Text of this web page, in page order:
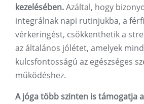
kezelésében.Azáltal, hogy
integrálnak napi rutinjukba, a
vérkeringést, csökkenthetik a
az általános jólétet, amelyek
kulcsfontosságú az egészséges
működéshez.
A jóga több szinten is támogatja